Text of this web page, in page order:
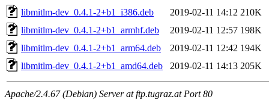
libmitlm-dev_0.4.1-2+b1_i386.deb
2019-02-11 14:12 210K
libmitlm-dev_0.4.1-2+b1_armhf.deb
2019-02-11 12:57 198K
libmitlm-dev_0.4.1-2+b1_arm64.deb
2019-02-11 12:42 194K
libmitlm-dev_0.4.1-2+b1_amd64.deb
2019-02-11 14:13 205K
Apache/2.4.67 (Debian) Server at ftp.tugraz.at Port 80